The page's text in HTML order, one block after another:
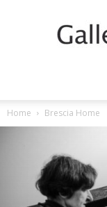
Home Brescia Home